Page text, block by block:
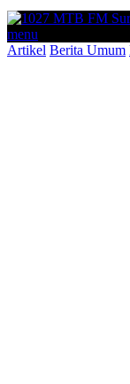
menu
Artikel Berita Umum